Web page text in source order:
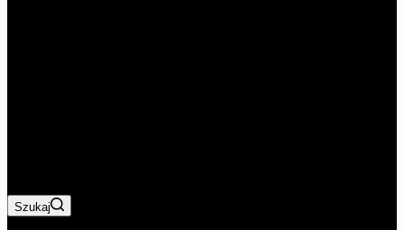
Szukaj